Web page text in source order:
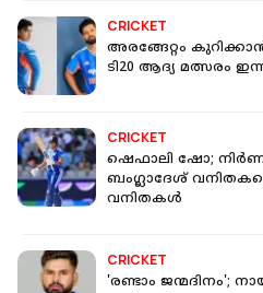
CRICKET
അരങ്ങേറ്റം
ടി20 ആദ്യ മത്സരം
CRICKET
ഷെഫാലി ഷോ;
ബംഗ്ലാദേശ്
വനിതകൾ
CRICKET
'രണ്ടാം ജന്മദിനം';